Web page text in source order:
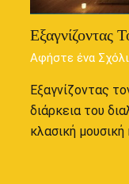
Εξαγνίζοντας
Αφήστε ένα
Εξαγνίζοντας
διάρκεια του
κλασική μουσική